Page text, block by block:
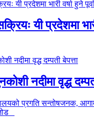
यी प्रदेशमा
नदीमा वृद्ध